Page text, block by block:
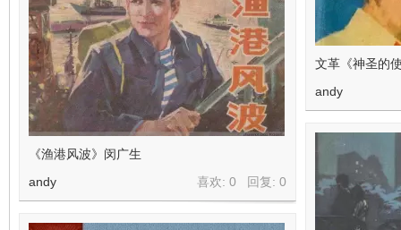
文革《神圣的
andy
《渔港风波》闵广生
喜欢: 0 回复: 0
andy